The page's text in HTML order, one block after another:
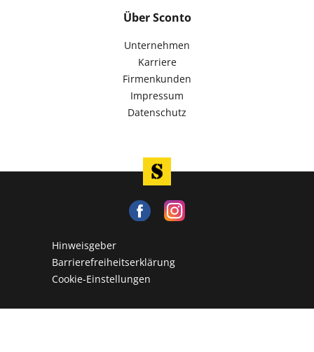
Über Sconto
Unternehmen
Karriere
Firmenkunden
Impressum
Datenschutz
Hinweisgeber
Barrierefreiheitserklärung
Cookie-Einstellungen